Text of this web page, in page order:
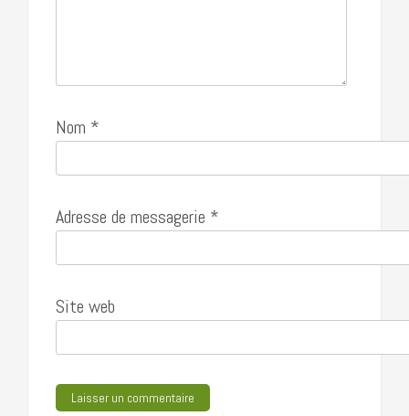
Nom *
Adresse de messagerie *
Site web